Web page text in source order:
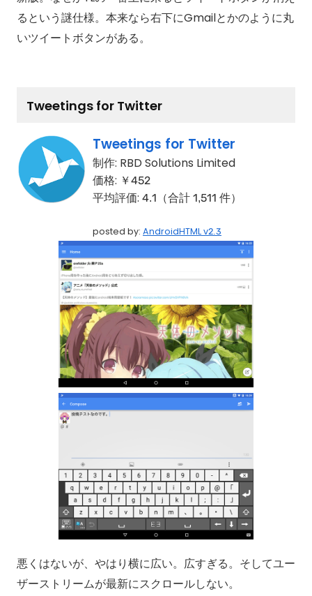
るという謎仕様。本来なら右下にGmailとかのように丸
いツイートボタンがある。
Tweetings for Twitter
Tweetings for Twitter
制作: RBD Solutions Limited
価格: ￥452
平均評価: 4.1（合計 1,511 件）
posted by: AndroidHTML v2.3
悪くはないが、やはり横に広い。広すぎる。そしてユー
ザーストリームが最新にスクロールしない。